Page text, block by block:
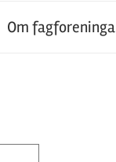
Om fagforeninga